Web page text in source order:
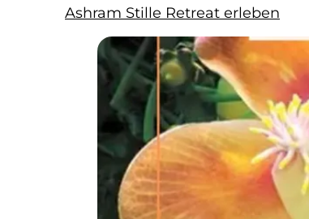
Ashram Stille Retreat erleben